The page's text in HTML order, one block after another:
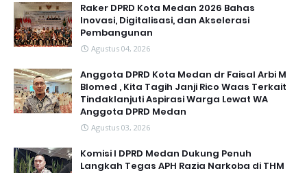
Raker DPRD Kota Medan 2026 Bahas
Inovasi, Digitalisasi, dan Akselerasi
Pembangunan
Agustus 04, 2026
Anggota DPRD Kota Medan dr Faisal Arbi M
Blomed , Kita Tagih Janji Rico Waas Terkait
Tindaklanjuti Aspirasi Warga Lewat WA
Anggota DPRD Medan
Agustus 03, 2026
Komisi I DPRD Medan Dukung Penuh
Langkah Tegas APH Razia Narkoba di THM